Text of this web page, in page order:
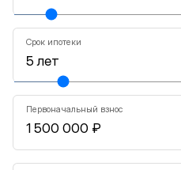
Срок ипотеки
Первоначальный взнос